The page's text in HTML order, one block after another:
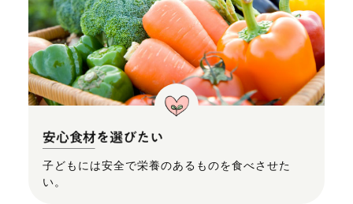
子どもには安全で栄養のあるものを食べさせた
い。